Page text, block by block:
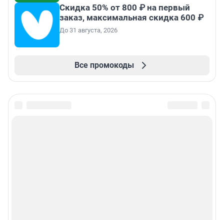
Скидка 50% от 800 ₽ на первый
заказ, максимальная скидка 600 ₽
До 31 августа, 2026
Все промокоды